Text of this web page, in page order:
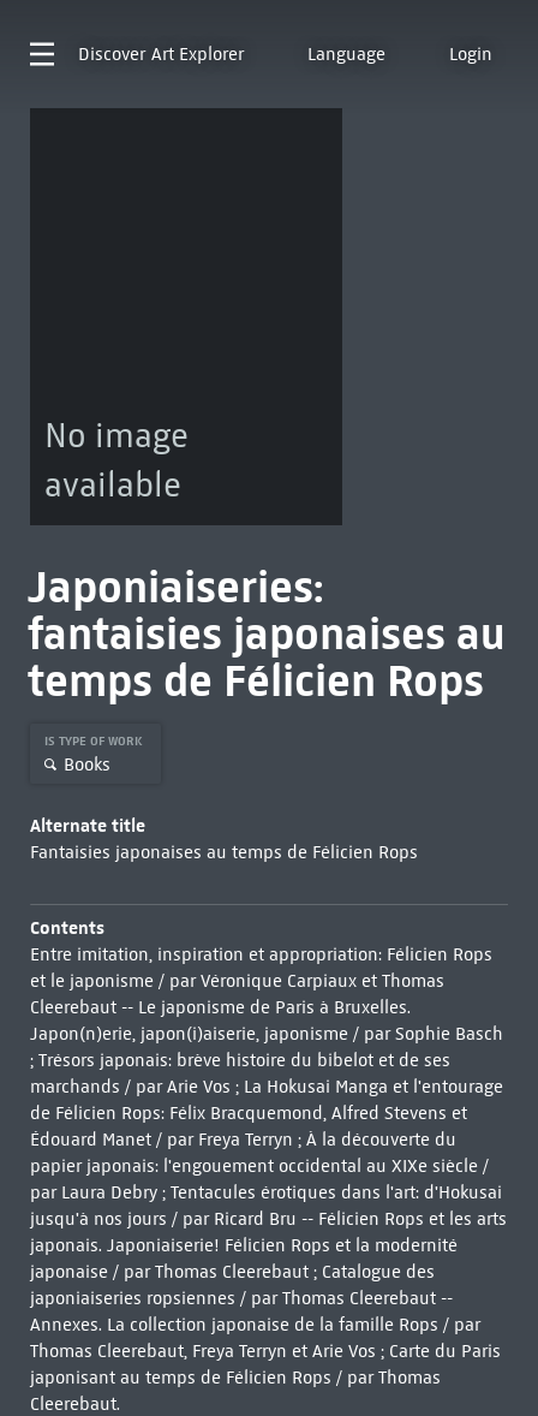
Discover Art Explorer Language Login
No image
available
Japoniaiseries:
fantaisies japonaises au
temps de Félicien Rops
IS TYPE OF WORK
Books
Alternate title
Fantaisies japonaises au temps de Félicien Rops
Contents
Entre imitation, inspiration et appropriation: Félicien Rops
et le japonisme / par Véronique Carpiaux et Thomas
Cleerebaut -- Le japonisme de Paris à Bruxelles.
Japon(n)erie, japon(i)aiserie, japonisme / par Sophie Basch
; Trésors japonais: brève histoire du bibelot et de ses
marchands / par Arie Vos ; La Hokusai Manga et l'entourage
de Félicien Rops: Félix Bracquemond, Alfred Stevens et
Édouard Manet / par Freya Terryn ; À la découverte du
papier japonais: l'engouement occidental au XIXe siècle /
par Laura Debry ; Tentacules érotiques dans l'art: d'Hokusai
jusqu'à nos jours / par Ricard Bru -- Félicien Rops et les arts
japonais. Japoniaiserie! Félicien Rops et la modernité
japonaise / par Thomas Cleerebaut ; Catalogue des
japoniaiseries ropsiennes / par Thomas Cleerebaut --
Annexes. La collection japonaise de la famille Rops / par
Thomas Cleerebaut, Freya Terryn et Arie Vos ; Carte du Paris
japonisant au temps de Félicien Rops / par Thomas
Cleerebaut.